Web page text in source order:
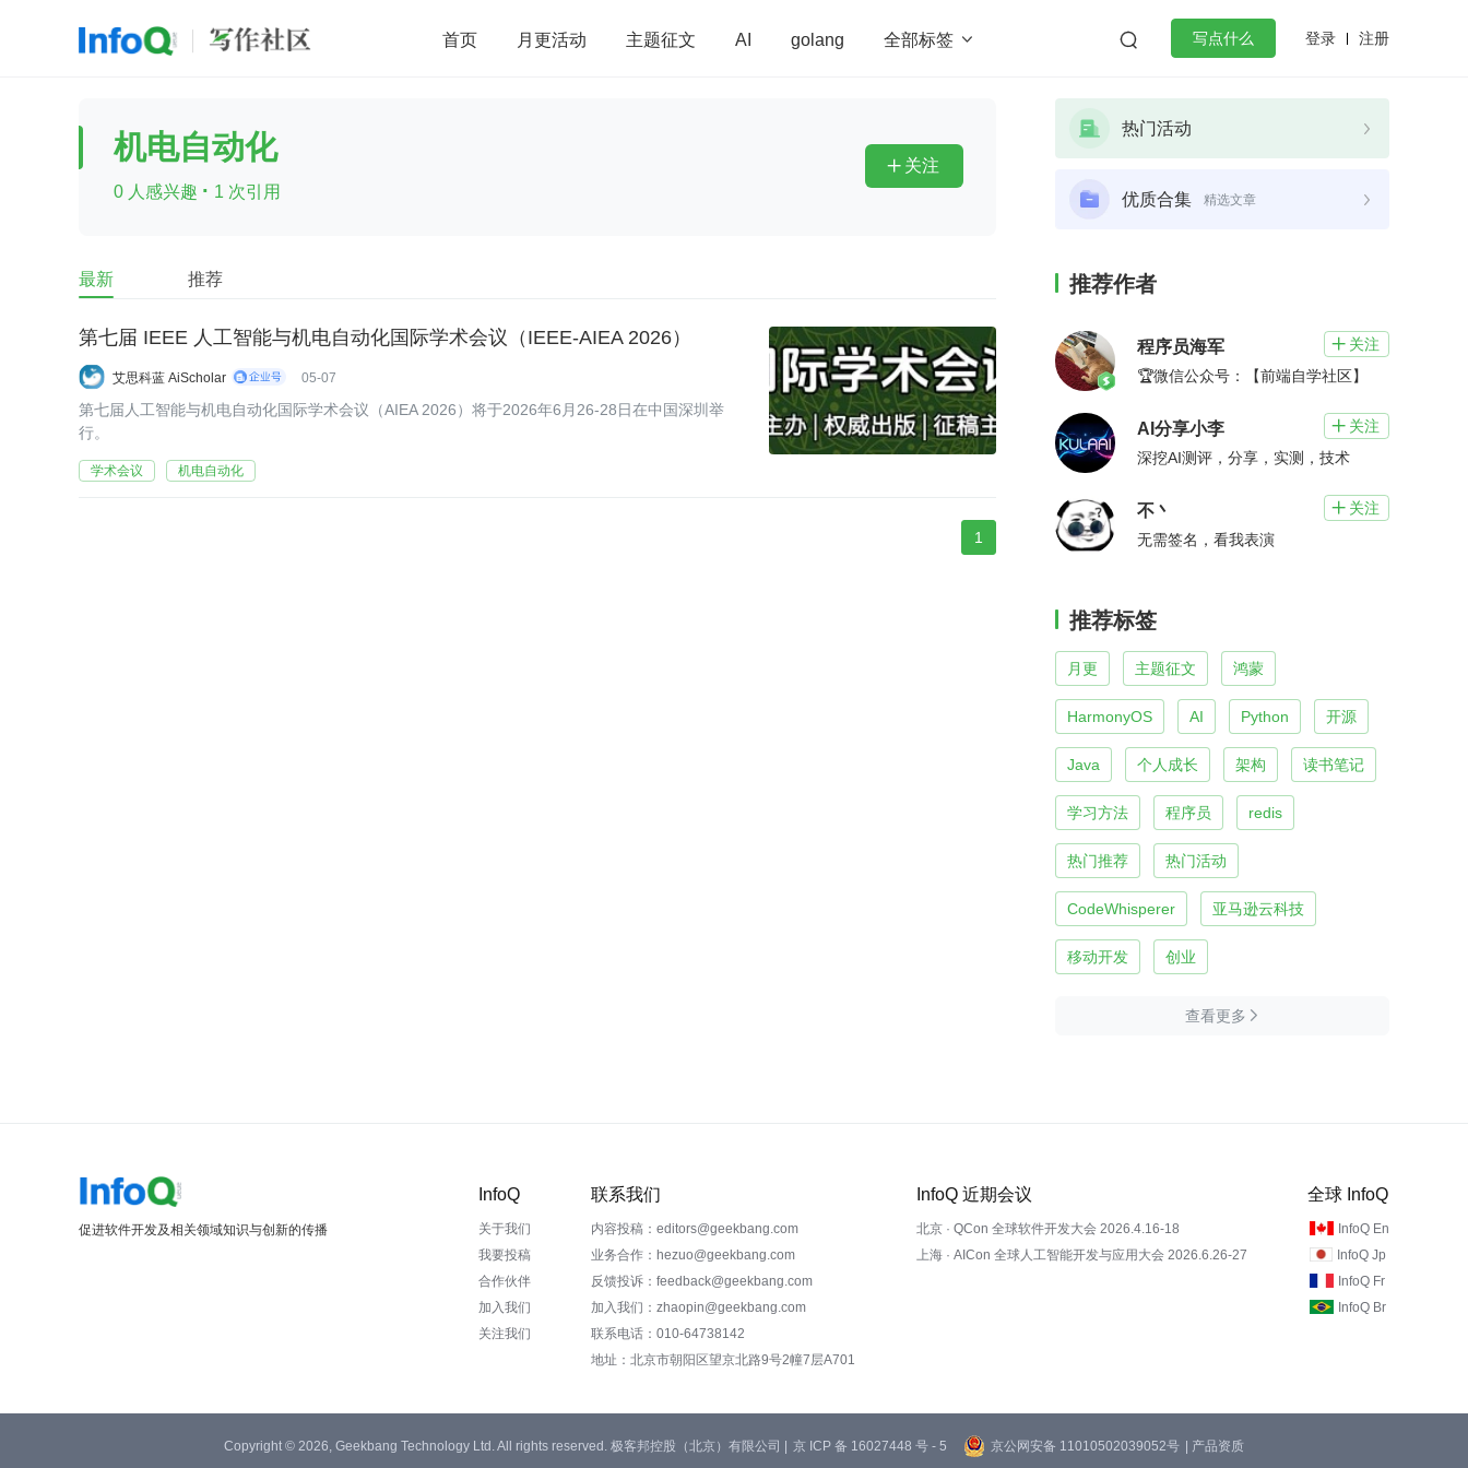
首页 月更活动 主题征文 AI golang 全部标签   写点什么 登录 注册
前端 AI 大数据 redis
查看更多
机电自动化
0 人感兴趣 · 1 次引用
 关注
最新 推荐
第七届 IEEE 人工智能与机电自动化国际学术会议（IEEE-AIEA 2026）
艾思科蓝 AiScholar 05-07
第七届人工智能与机电自动化国际学术会议（AIEA 2026）将于2026年6月26-28日在中国深圳举
行。
学术会议 机电自动化
1
热门活动
优质合集 精选文章
推荐作者
程序员海军  关注
🏆微信公众号：【前端自学社区】
AI分享小李  关注
深挖AI测评，分享，实测，技术
不丶  关注
无需签名，看我表演
推荐标签
月更 主题征文 鸿蒙
HarmonyOS AI Python 开源
Java 个人成长 架构 读书笔记
学习方法 程序员 redis
热门推荐 热门活动
CodeWhisperer 亚马逊云科技
移动开发 创业
查看更多 
促进软件开发及相关领域知识与创新的传播
InfoQ
关于我们
我要投稿
合作伙伴
加入我们
关注我们
联系我们
内容投稿：editors@geekbang.com
业务合作：hezuo@geekbang.com
反馈投诉：feedback@geekbang.com
加入我们：zhaopin@geekbang.com
联系电话：010-64738142
地址：北京市朝阳区望京北路9号2幢7层A701
InfoQ 近期会议
北京 · QCon 全球软件开发大会 2026.4.16-18
上海 · AICon 全球人工智能开发与应用大会 2026.6.26-27
全球 InfoQ
InfoQ En
InfoQ Jp
InfoQ Fr
InfoQ Br
Copyright © 2026, Geekbang Technology Ltd. All rights reserved. 极客邦控股（北京）有限公司 | 京 ICP 备 16027448 号 - 5 京公网安备 11010502039052号 | 产品资质